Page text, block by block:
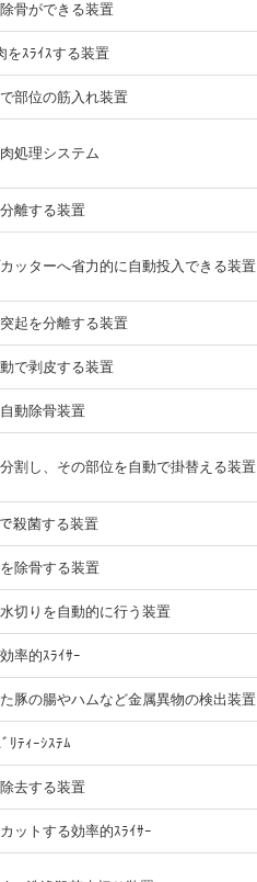
骨ができる装置
をｽﾗｲｽする装置
部位の筋入れ装置
処理システム
離する装置
ッターへ省力的に自動投入できる装置
起を分離する装置
で剥皮する装置
動除骨装置
割し、その部位を自動で掛替える装置
殺菌する装置
除骨する装置
切りを自動的に行う装置
率的ｽﾗｲｻｰ
豚の腸やハムなど金属異物の検出装置
ﾘﾃｨｰｼｽﾃﾑ
去する装置
ットする効率的ｽﾗｲｻｰ